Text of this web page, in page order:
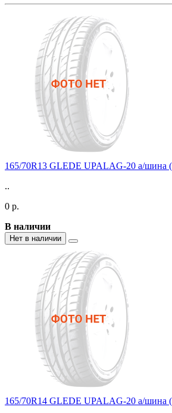
165/70R13 GLEDE UPALAG-20 а/шина
..
0 р.
В наличии
Нет в наличии
165/70R14 GLEDE UPALAG-20 а/шина